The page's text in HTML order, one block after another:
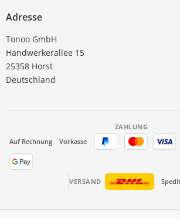
Adresse
Tonoo GmbH
Handwerkerallee 15
25358 Horst
Deutschland
ZAHLUNG
Auf Rechnung
Vorkasse
VERSAND